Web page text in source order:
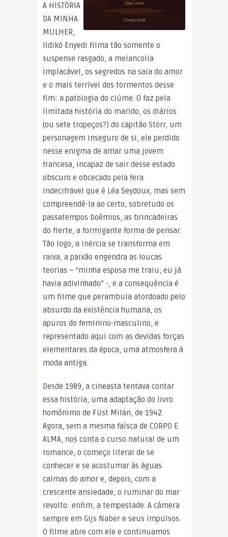
A HISTÓRIA
DA MINHA
MULHER,
Ildikó Enyedi filma tão somente o
suspense rasgado, a melancolia
implacável, os segredos na saia do amor
e o mais terrível dos tormentos desse
fim: a patologia do ciúme. O faz pela
limitada história do marido, os diários
(ou sete tropeços?) do capitão Störr, um
personagem inseguro de si, ele perdido
nesse enigma de amar uma jovem
francesa, incapaz de sair desse estado
obscuro e obcecado pela fera
indecifrável que é Léa Seydoux, mas sem
compreendê-la ao certo, sobretudo os
passatempos boêmios, as brincadeiras
do flerte, a formigante forma de pensar.
Tão logo, a inércia se transforma em
raiva, a paixão engendra as loucas
teorias – “minha esposa me traiu, eu já
havia adivinhado” -, e a consequência é
um filme que perambula atordoado pelo
absurdo da existência humana, os
apuros do feminino-masculino, e
representado aqui com as devidas forças
elementares da época, uma atmosfera à
moda antiga.
Desde 1989, a cineasta tentava contar
essa história, uma adaptação do livro
homônimo de Füst Milán, de 1942.
Agora, sem a mesma faísca de CORPO E
ALMA, nos conta o curso natural de um
romance, o começo literal de se
conhecer e se acostumar às águas
calmas do amor e, depois, com a
crescente ansiedade, o ruminar do mar
revolto: enfim, a tempestade. A câmera
sempre em Gijs Naber e seus impulsos.
O filme abre com ele e continuamos